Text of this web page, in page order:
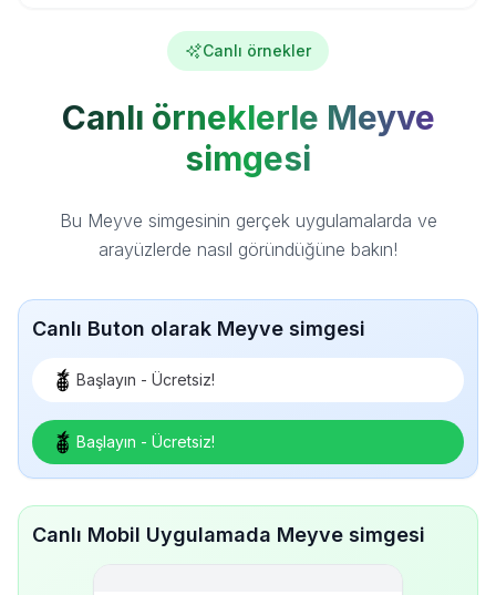
Canlı örnekler
Canlı örneklerle Meyve
simgesi
Bu Meyve simgesinin gerçek uygulamalarda ve
arayüzlerde nasıl göründüğüne bakın!
Canlı Buton olarak Meyve simgesi
Başlayın - Ücretsiz!
Başlayın - Ücretsiz!
Canlı Mobil Uygulamada Meyve simgesi